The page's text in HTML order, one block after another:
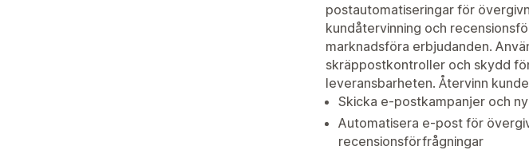
postautomatiseringar för
kundåtervinning och
marknadsföra erbjudanden.
skräppostkontroller och skydd
leveransbarheten. Återvinn
Skicka e-postkampanjer och
Automatisera e-post för
recensionsförfrågningar